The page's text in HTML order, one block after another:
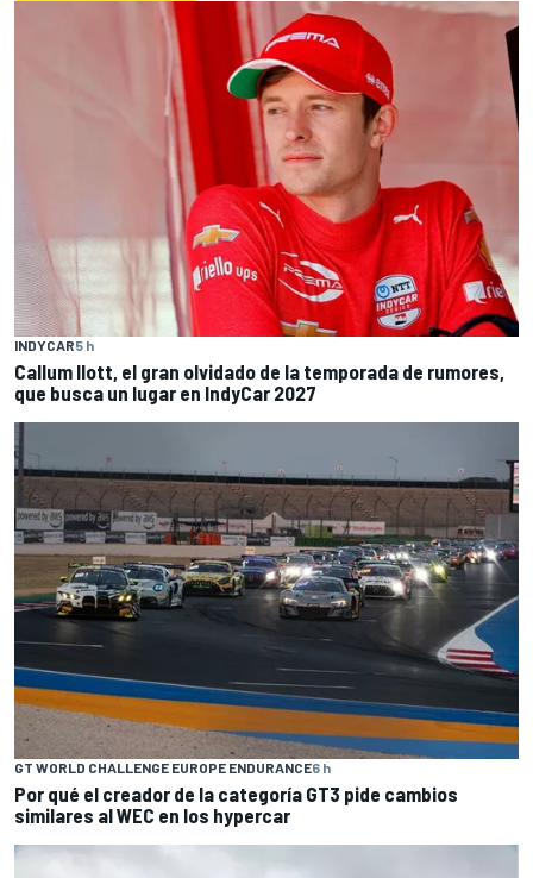
INDYCAR5 h
Callum Ilott, el gran olvidado de la temporada de rumores,
que busca un lugar en IndyCar 2027
GT WORLD CHALLENGE EUROPE ENDURANCE6 h
Por qué el creador de la categoría GT3 pide cambios
similares al WEC en los hypercar